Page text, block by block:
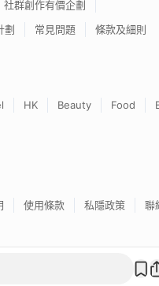
社群創作有價企劃
劃
常見問題 條款及細則
HK Beauty Food
使用條款 私隱政策 聯